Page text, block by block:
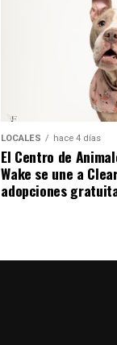
LOCALES hace 4 días
El Centro de
Wake se une a
adopciones